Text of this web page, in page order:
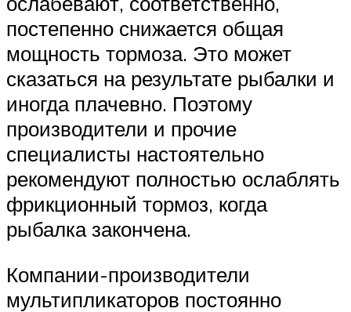
постепенно снижается общая
мощность тормоза. Это может
сказаться на результате рыбалки и
иногда плачевно. Поэтому
производители и прочие
специалисты настоятельно
рекомендуют полностью ослаблять
фрикционный тормоз, когда
рыбалка закончена.
Компании-производители
мультипликаторов постоянно